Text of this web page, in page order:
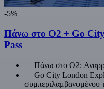
-5%
Πάνω στο O2 + Go
Pass
Πάνω στο O2:
Go City London
συμπεριλαμβανομένου